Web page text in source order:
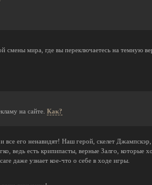
смены мира, где вы переключаетесь на темную
на сайте. Как?
все его ненавидят! Наш герой, скелет
ведь есть крипипасты, верные Залго, которые
даже узнает кое-что о себе в ходе игры.